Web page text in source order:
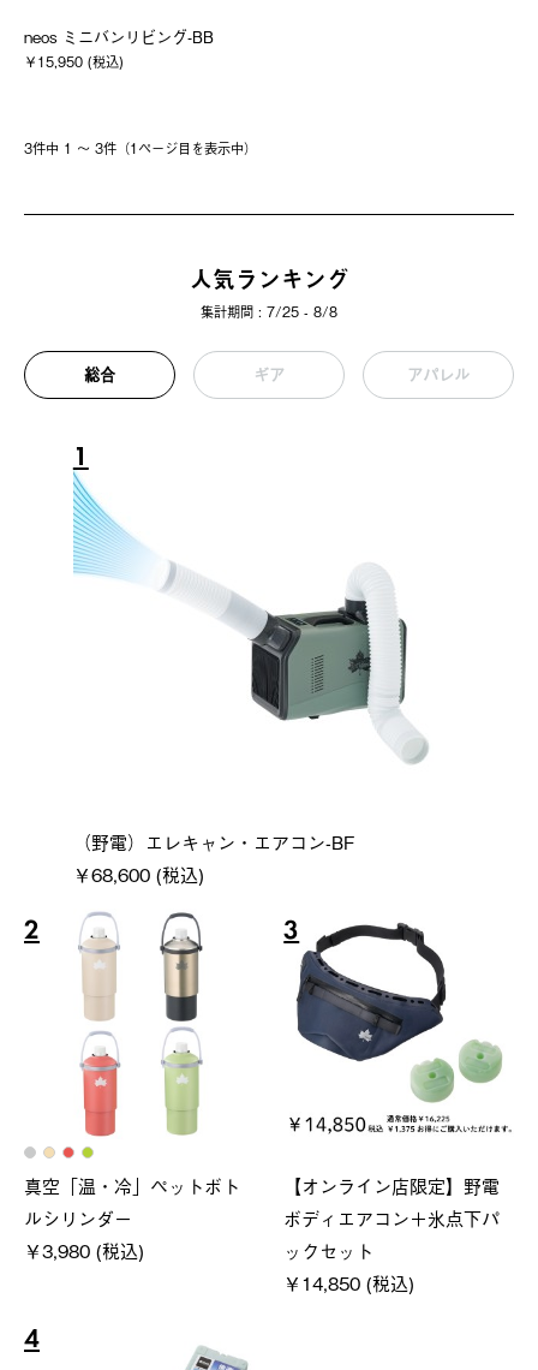
neos ミニバンリビング-BB
￥15,950 (税込)
3件中 1 〜 3件（1ページ⽬を表⽰中）
人気ランキング
集計期間 : 7/25 - 8/8
総合 ギア アパレル
1
（野電）エレキャン・エアコン-BF
￥68,600 (税込)
2
真空「温・冷」ペットボト
ルシリンダー
￥3,980 (税込)
3
【オンライン店限定】野電
ボディエアコン＋氷点下パ
ックセット
￥14,850 (税込)
4